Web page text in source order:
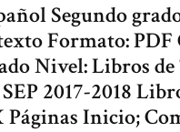
Segundo
Formato:
Nivel: Libros
2017-2018
Inicio;